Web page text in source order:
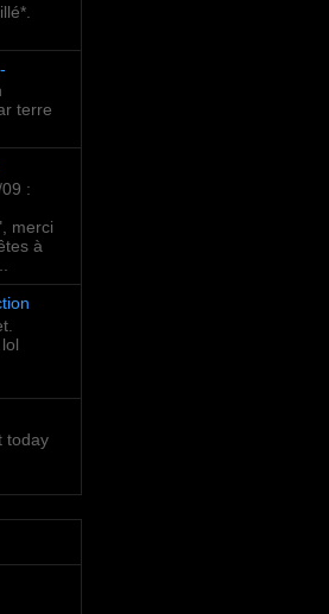
terre
:
merci
à
today